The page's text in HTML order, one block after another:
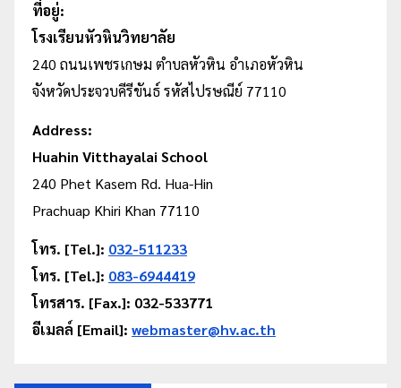
ที่อยู่:
โรงเรียนหัวหินวิทยาลัย
240 ถนนเพชรเกษม ตำบลหัวหิน อำเภอหัวหิน
จังหวัดประจวบคีรีขันธ์ รหัสไปรษณีย์ 77110
Address:
Huahin Vitthayalai School
240 Phet Kasem Rd. Hua-Hin
Prachuap Khiri Khan 77110
โทร. [Tel.]: 032-511233
โทร. [Tel.]: 083-6944419
โทรสาร. [Fax.]: 032-533771
อีเมลล์ [Email]: webmaster@hv.ac.th